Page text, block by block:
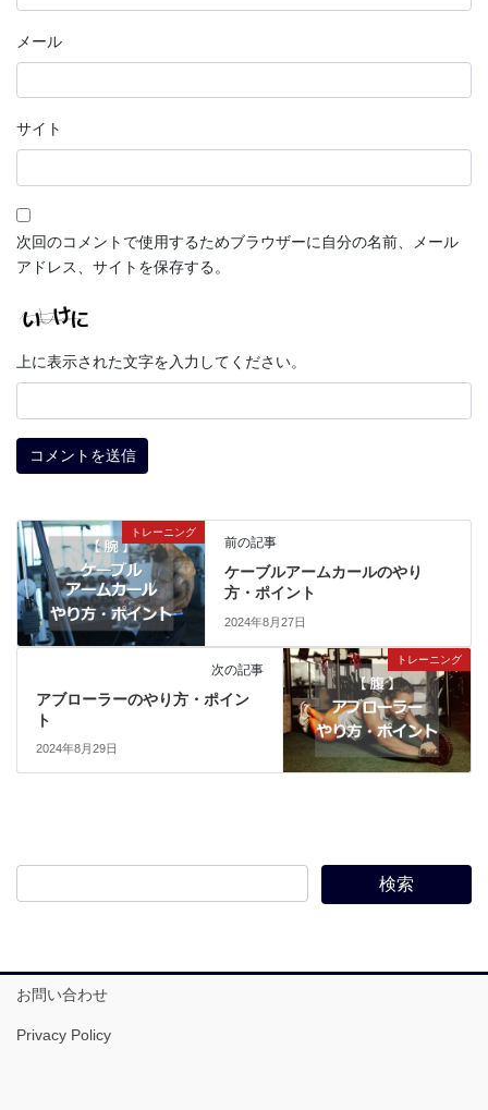
メール
サイト
次回のコメントで使用するためブラウザーに自分の名前、メール
アドレス、サイトを保存する。
上に表示された文字を入力してください。
トレーニング
前の記事
ケーブルアームカールのやり
方・ポイント
2024年8月27日
トレーニング
次の記事
アブローラーのやり方・ポイン
ト
2024年8月29日
お問い合わせ
Privacy Policy